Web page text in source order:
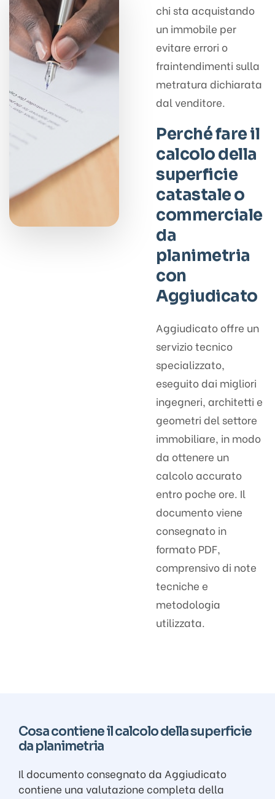
chi sta acquistando
un immobile per
evitare errori o
fraintendimenti sulla
metratura dichiarata
dal venditore.
Perché fare il
calcolo della
superficie
catastale o
commerciale
da
planimetria
con
Aggiudicato
Aggiudicato offre un
servizio tecnico
specializzato,
eseguito dai migliori
ingegneri, architetti e
geometri del settore
immobiliare, in modo
da ottenere un
calcolo accurato
entro poche ore. Il
documento viene
consegnato in
formato PDF,
comprensivo di note
tecniche e
metodologia
utilizzata.
Cosa contiene il calcolo della superficie
da planimetria
Il documento consegnato da Aggiudicato
contiene una valutazione completa della